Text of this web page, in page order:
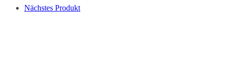
Nächstes Produkt